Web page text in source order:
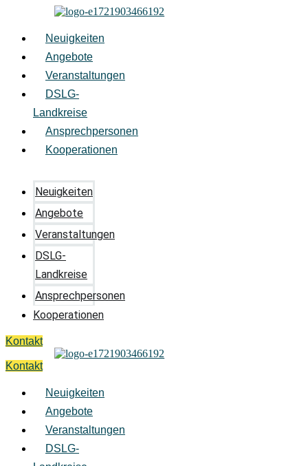
springen
Neuigkeiten
Angebote
Veranstaltungen
DSLG-
Landkreise
Ansprechpersonen
Kooperationen
Neuigkeiten
Angebote
Veranstaltungen
DSLG-
Landkreise
Ansprechpersonen
Kooperationen
Kontakt
Kontakt
Neuigkeiten
Angebote
Veranstaltungen
DSLG-